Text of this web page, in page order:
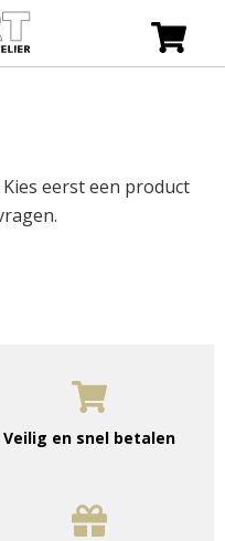
eerst een product
Veilig en snel betalen